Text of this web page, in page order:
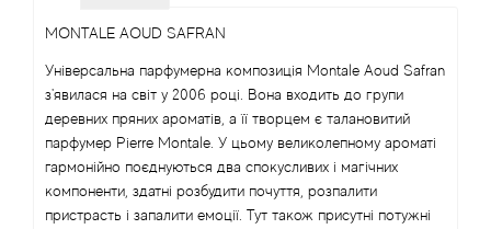
MONTALE AOUD SAFRAN
Універсальна парфумерна композиція Montale Aoud Safran
з'явилася на світ у 2006 році. Вона входить до групи
деревних пряних ароматів, а її творцем є талановитий
парфумер Pierre Montale. У цьому великолепному ароматі
гармонійно поєднуються два спокусливих і магічних
компоненти, здатні розбудити почуття, розпалити
пристрасть і запалити емоції. Тут також присутні потужні
Alfred Dunhill
Alyson Oldoini
Alyssa Ashley
American Crew